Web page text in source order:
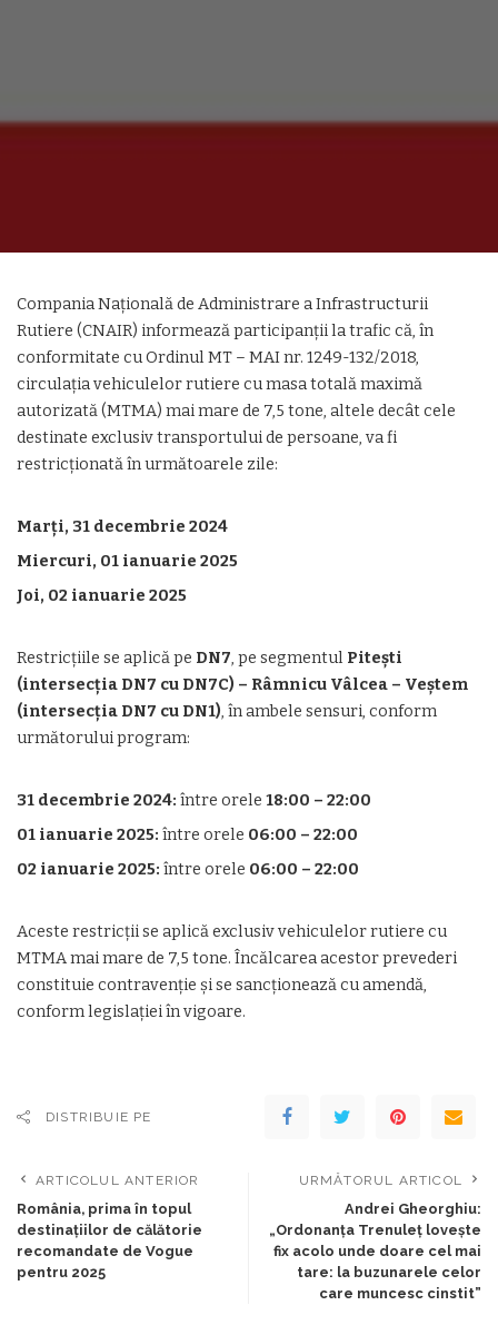
Compania Națională de Administrare a Infrastructurii
Rutiere (CNAIR) informează participanții la trafic că, în
conformitate cu Ordinul MT – MAI nr. 1249-132/2018,
circulația vehiculelor rutiere cu masa totală maximă
autorizată (MTMA) mai mare de 7,5 tone, altele decât cele
destinate exclusiv transportului de persoane, va fi
restricționată în următoarele zile:
Marți, 31 decembrie 2024
Miercuri, 01 ianuarie 2025
Joi, 02 ianuarie 2025
Restricțiile se aplică pe DN7, pe segmentul Pitești
(intersecția DN7 cu DN7C) – Râmnicu Vâlcea – Veștem
(intersecția DN7 cu DN1), în ambele sensuri, conform
următorului program:
31 decembrie 2024: între orele 18:00 – 22:00
01 ianuarie 2025: între orele 06:00 – 22:00
02 ianuarie 2025: între orele 06:00 – 22:00
Aceste restricții se aplică exclusiv vehiculelor rutiere cu
MTMA mai mare de 7,5 tone. Încălcarea acestor prevederi
constituie contravenție și se sancționează cu amendă,
conform legislației în vigoare.
DISTRIBUIE PE
ARTICOLUL ANTERIOR
România, prima în topul
destinațiilor de călătorie
recomandate de Vogue
pentru 2025
URMĂTORUL ARTICOL
Andrei Gheorghiu:
„Ordonanța Trenuleț lovește
fix acolo unde doare cel mai
tare: la buzunarele celor
care muncesc cinstit”